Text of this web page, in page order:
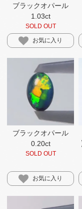
ブラックオパール
1.03ct
SOLD OUT
お気に入り
ブラックオパール
0.20ct
SOLD OUT
お気に入り